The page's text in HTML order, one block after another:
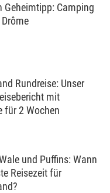
Geheimtipp: Camping
Rundreise: Unser
mit
für 2 Wochen
und Puffins: Wann
Reisezeit für